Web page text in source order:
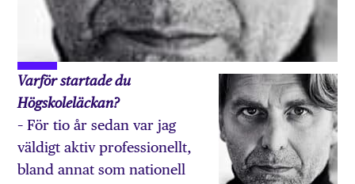
Varför startade du
Högskoleläckan?
– För tio år sedan var jag
väldigt aktiv professionellt,
bland annat som nationell